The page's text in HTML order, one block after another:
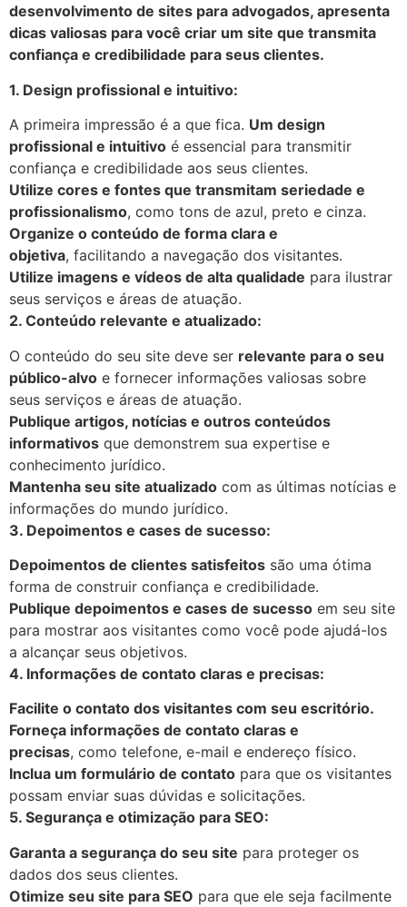
desenvolvimento de sites para advogados, apresenta
dicas valiosas para você criar um site que transmita
confiança e credibilidade para seus clientes.
1. Design profissional e intuitivo:
A primeira impressão é a que fica. Um design
profissional e intuitivo é essencial para transmitir
confiança e credibilidade aos seus clientes.
Utilize cores e fontes que transmitam seriedade e
profissionalismo, como tons de azul, preto e cinza.
Organize o conteúdo de forma clara e
objetiva, facilitando a navegação dos visitantes.
Utilize imagens e vídeos de alta qualidade para ilustrar
seus serviços e áreas de atuação.
2. Conteúdo relevante e atualizado:
O conteúdo do seu site deve ser relevante para o seu
público-alvo e fornecer informações valiosas sobre
seus serviços e áreas de atuação.
Publique artigos, notícias e outros conteúdos
informativos que demonstrem sua expertise e
conhecimento jurídico.
Mantenha seu site atualizado com as últimas notícias e
informações do mundo jurídico.
3. Depoimentos e cases de sucesso:
Depoimentos de clientes satisfeitos são uma ótima
forma de construir confiança e credibilidade.
Publique depoimentos e cases de sucesso em seu site
para mostrar aos visitantes como você pode ajudá-los
a alcançar seus objetivos.
4. Informações de contato claras e precisas:
Facilite o contato dos visitantes com seu escritório.
Forneça informações de contato claras e
precisas, como telefone, e-mail e endereço físico.
Inclua um formulário de contato para que os visitantes
possam enviar suas dúvidas e solicitações.
5. Segurança e otimização para SEO:
Garanta a segurança do seu site para proteger os
dados dos seus clientes.
Otimize seu site para SEO para que ele seja facilmente